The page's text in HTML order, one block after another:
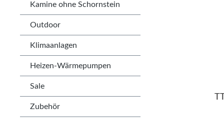
Kamine ohne Schornstein
Outdoor
Klimaanlagen
Heizen-Wärmepumpen
Sale
Zubehör